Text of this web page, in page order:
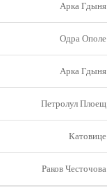
Арка Гдыня
Одра Ополе
Арка Гдыня
Петролул Плоещ
Катовице
Раков Честочова